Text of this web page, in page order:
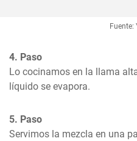
Fuente:
4. Paso
Lo cocinamos en la llama
líquido se evapora.
5. Paso
Servimos la mezcla en una